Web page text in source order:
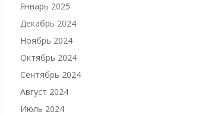
Январь 2025
Декабрь 2024
Ноябрь 2024
Октябрь 2024
Сентябрь 2024
Август 2024
Июль 2024